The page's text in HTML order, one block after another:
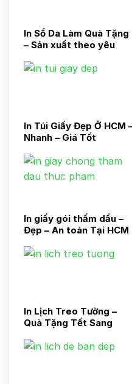
In Sổ Da Làm Quà Tặng
– Sản xuất theo yêu
In Túi Giấy Đẹp Ở HCM
Nhanh – Giá Tốt
In giấy gói thấm dầu –
Đẹp – An toàn Tại HCM
In Lịch Treo Tường –
Quà Tặng Tết Sang
Nghiệp